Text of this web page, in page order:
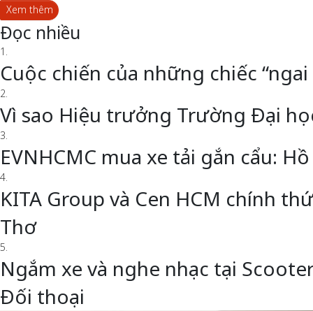
Xem thêm
Đọc nhiều
1.
Cuộc chiến của những chiếc
2.
Vì sao Hiệu trưởng Trường Đại
3.
EVNHCMC mua xe tải gắn cẩu:
4.
KITA Group và Cen HCM chính
Thơ
5.
Ngắm xe và nghe nhạc tại
Đối thoại